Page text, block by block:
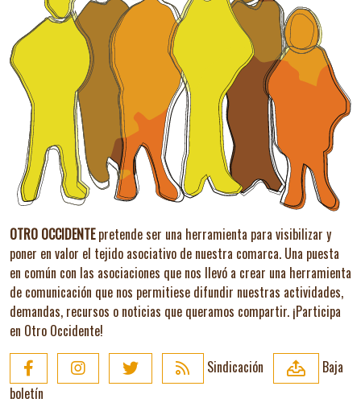
OTRO OCCIDENTEpretende ser una herramienta para visibilizar y
poner en valor el tejido asociativo de nuestra comarca. Una puesta
en común con las asociaciones que nos llevó a crear una herramienta
de comunicación que nos permitiese difundir nuestras actividades,
demandas, recursos o noticias que queramos compartir. ¡Participa
en Otro Occidente!
Sindicación
Baja
boletín